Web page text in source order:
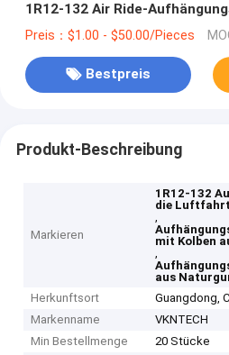
1R12-132 Air Ride-
Legierung Kolben 9 10-12
Preis：$1.00 - $50.00/Pieces
Bestpreis
Produkt-Beschreibung
Markieren
1R12-132
die Luftfahrt
,
mit Kolben
,
aus
Herkunftsort
Guangdong,
Markenname
VKNTECH
Min Bestellmenge
20 Stücke